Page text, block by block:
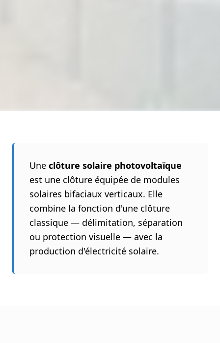
Une clôture solaire photovoltaïque
est une clôture équipée de modules
solaires bifaciaux verticaux. Elle
combine la fonction d'une clôture
classique — délimitation, séparation
ou protection visuelle — avec la
production d'électricité solaire.